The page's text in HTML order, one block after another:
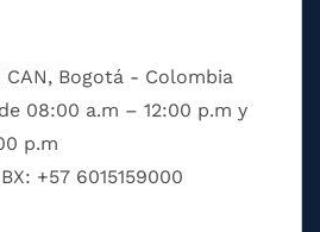
CAN, Bogotá - Colombia
08:00 a.m – 12:00 p.m y
p.m
+57 6015159000